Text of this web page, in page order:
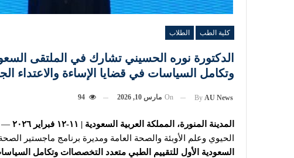
كلية الطب الطلاب
الدكتورة نوره الحسيني تشارك في الملتقى
وتكامل السياسات في قضايا الإساءة
By AU News
On مارس 10, 2026 94
المدينة المنورة، المملكة العربية السعودية | ١١-١٢ فبراير ٢٠٢٦
—
الحيوي وعلم الأوبئة والصحة العامة ومديرة برنامج ماجستير
السعودية الأول للتقييم الطبي متعدد التخصصاات وتكامل